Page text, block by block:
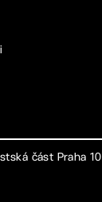
část Praha 10